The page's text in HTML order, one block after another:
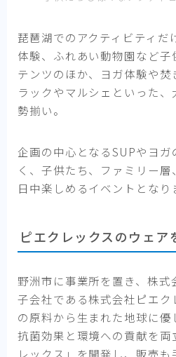
琵琶湖でのアクティビティだ
体験、ふれあい動物園など
テンツのほか、ヨガ体験や焚
ラックやマルシェといった
勢揃い。
企画の中心となるSUPやヨ
く、子供たち、ファミリー
日中楽しめるイベントとなり
ピエクレックスのウェア
野洲市に事業所を置き、株
子会社である株式会社ピエ
の原料から生まれた地球に
抗菌効果と環境への貢献を両
レックス」を開発し、販売も